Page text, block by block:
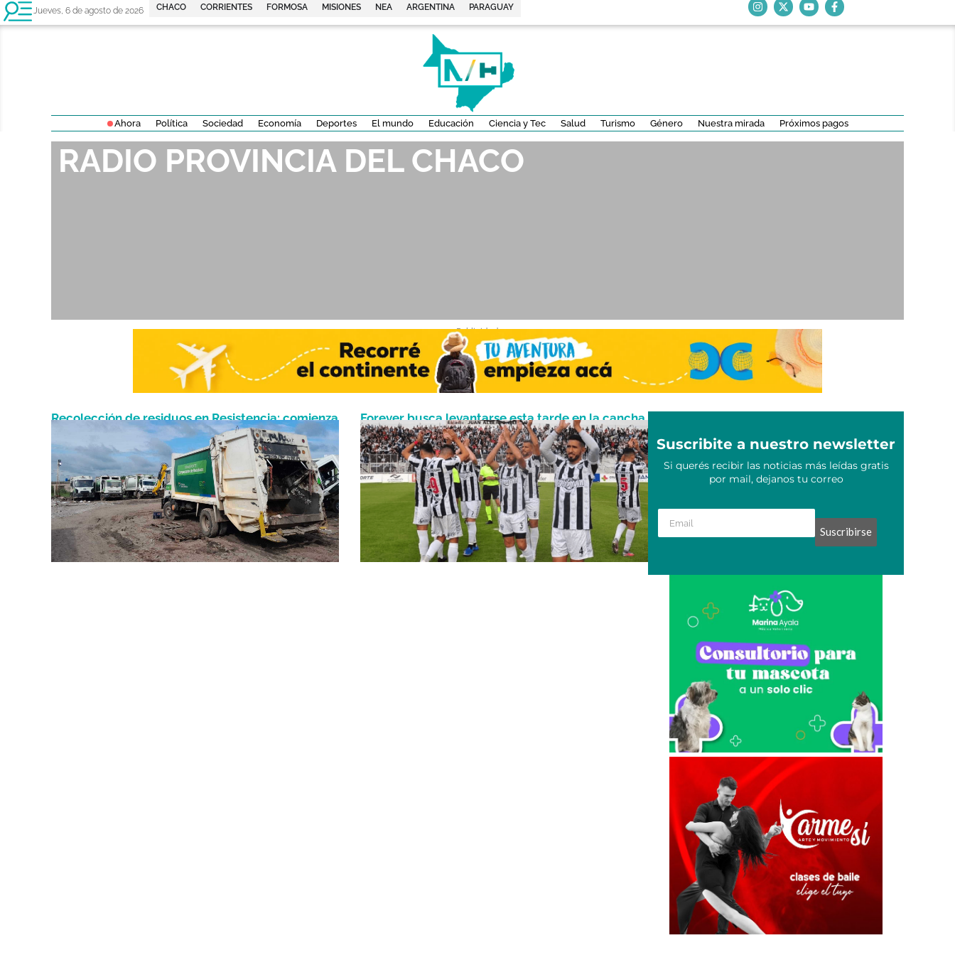
Jueves, 6 de agosto de 2026 CHACO CORRIENTES FORMOSA MISIONES NEA ARGENTINA PARAGUAY
Ahora Política Sociedad Economía Deportes El mundo Educación Ciencia y Tec Salud Turismo Género Nuestra mirada Próximos pagos
RADIO PROVINCIA DEL CHACO
- Publicidad -
Recolección de residuos en Resistencia: comienza
un paro por tiempo indeterminado
Forever busca levantarse esta tarde en la cancha
de Ferro
Junio 27, 2022
Suscribite a nuestro newsletter
Si querés recibir las noticias más leídas gratis
por mail, dejanos tu correo
Suscribirse